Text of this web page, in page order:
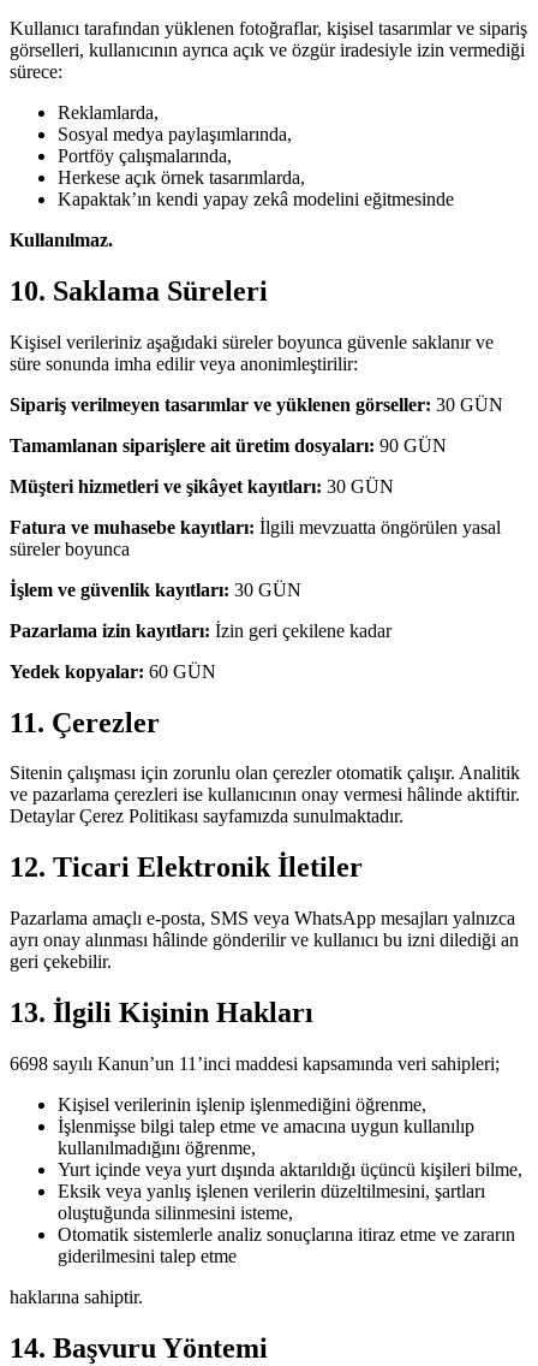
Kullanıcı tarafından yüklenen fotoğraflar, kişisel tasarımlar ve sipariş
görselleri, kullanıcının ayrıca açık ve özgür iradesiyle izin vermediği
sürece:
Reklamlarda,
Sosyal medya paylaşımlarında,
Portföy çalışmalarında,
Herkese açık örnek tasarımlarda,
Kapaktak’ın kendi yapay zekâ modelini eğitmesinde
Kullanılmaz.
10. Saklama Süreleri
Kişisel verileriniz aşağıdaki süreler boyunca güvenle saklanır ve
süre sonunda imha edilir veya anonimleştirilir:
Sipariş verilmeyen tasarımlar ve yüklenen görseller: 30 GÜN
Tamamlanan siparişlere ait üretim dosyaları: 90 GÜN
Müşteri hizmetleri ve şikâyet kayıtları: 30 GÜN
Fatura ve muhasebe kayıtları: İlgili mevzuatta öngörülen yasal
süreler boyunca
İşlem ve güvenlik kayıtları: 30 GÜN
Pazarlama izin kayıtları: İzin geri çekilene kadar
Yedek kopyalar: 60 GÜN
11. Çerezler
Sitenin çalışması için zorunlu olan çerezler otomatik çalışır. Analitik
ve pazarlama çerezleri ise kullanıcının onay vermesi hâlinde aktiftir.
Detaylar Çerez Politikası sayfamızda sunulmaktadır.
12. Ticari Elektronik İletiler
Pazarlama amaçlı e-posta, SMS veya WhatsApp mesajları yalnızca
ayrı onay alınması hâlinde gönderilir ve kullanıcı bu izni dilediği an
geri çekebilir.
13. İlgili Kişinin Hakları
6698 sayılı Kanun’un 11’inci maddesi kapsamında veri sahipleri;
Kişisel verilerinin işlenip işlenmediğini öğrenme,
İşlenmişse bilgi talep etme ve amacına uygun kullanılıp
kullanılmadığını öğrenme,
Yurt içinde veya yurt dışında aktarıldığı üçüncü kişileri bilme,
Eksik veya yanlış işlenen verilerin düzeltilmesini, şartları
oluştuğunda silinmesini isteme,
Otomatik sistemlerle analiz sonuçlarına itiraz etme ve zararın
giderilmesini talep etme
haklarına sahiptir.
14. Başvuru Yöntemi